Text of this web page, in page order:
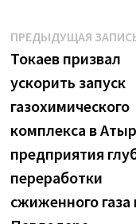
Навигация
по
записям
ПРЕДЫДУЩАЯ
Токаев призвал
ускорить запуск
газохимического
комплекса в
предприятия
переработки
сжиженного газа